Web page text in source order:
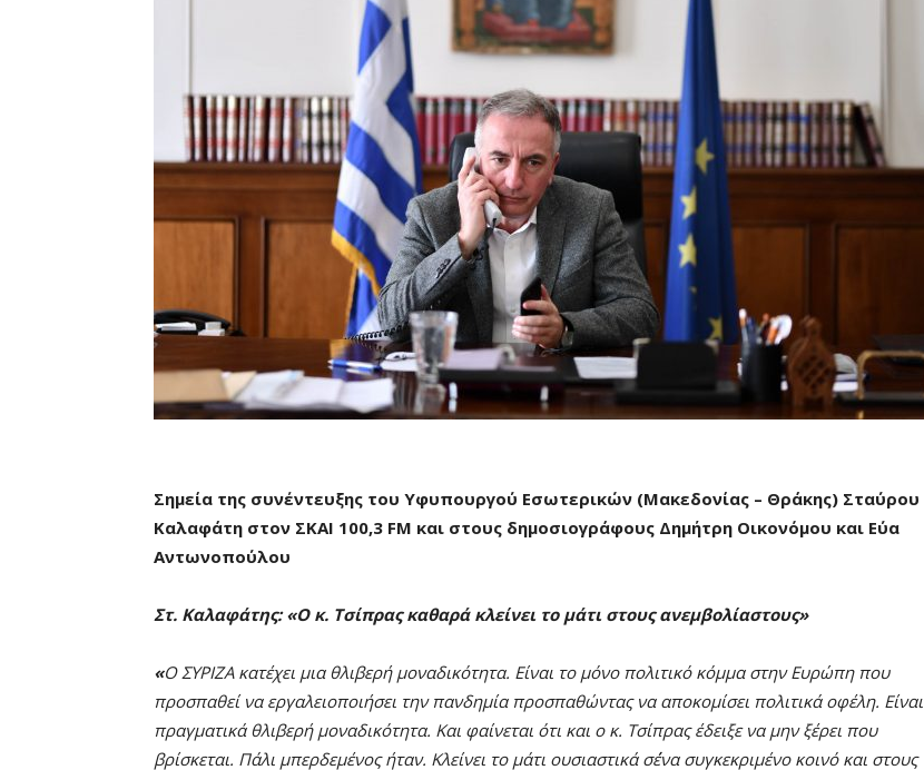
Σημεία της συνέντευξης του Υφυπουργού Εσωτερικών (Μακεδονίας – Θράκης) Σταύρου
Καλαφάτη στον ΣΚΑΙ 100,3 FM και στους δημοσιογράφους Δημήτρη Οικονόμου και Εύα
Αντωνοπούλου
Στ. Καλαφάτης: «Ο κ. Τσίπρας καθαρά κλείνει το μάτι στους ανεμβολίαστους»
«Ο ΣΥΡΙΖΑ κατέχει μια θλιβερή μοναδικότητα. Είναι το μόνο πολιτικό κόμμα στην Ευρώπη που
προσπαθεί να εργαλειοποιήσει την πανδημία προσπαθώντας να αποκομίσει πολιτικά οφέλη. Είναι
πραγματικά θλιβερή μοναδικότητα. Και φαίνεται ότι και ο κ. Τσίπρας έδειξε να μην ξέρει που
βρίσκεται. Πάλι μπερδεμένος ήταν. Κλείνει το μάτι ουσιαστικά σ΄ένα συγκεκριμένο κοινό και στους